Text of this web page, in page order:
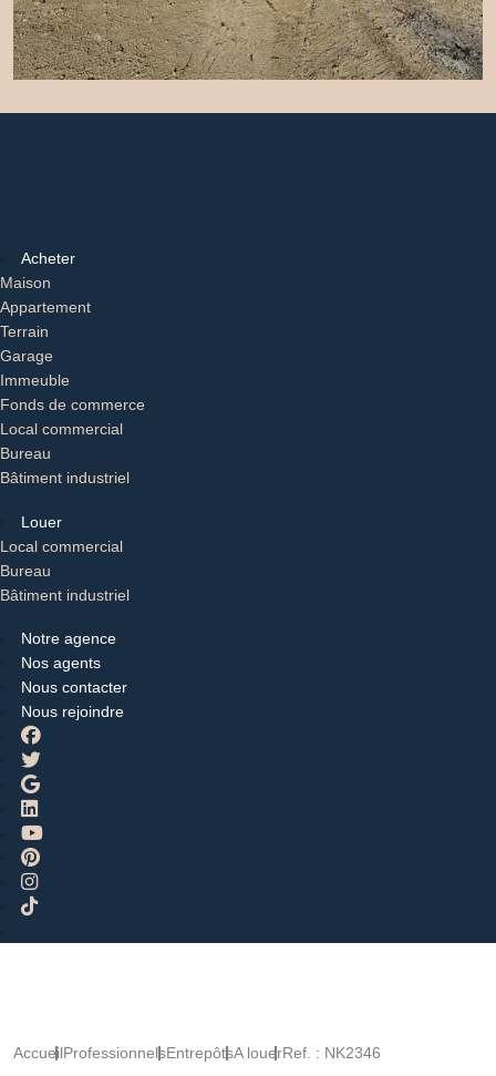
Acheter
Maison
Appartement
Terrain
Garage
Immeuble
Fonds de commerce
Local commercial
Bureau
Bâtiment industriel
Louer
Local commercial
Bureau
Bâtiment industriel
Notre agence
Nos agents
Nous contacter
Nous rejoindre
AccueilProfessionnelsEntrepôtsA louerRef. : NK2346